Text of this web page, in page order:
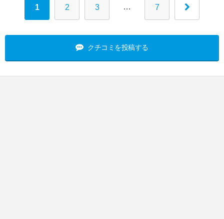
1 2 3 … 7
クチコミを投稿する